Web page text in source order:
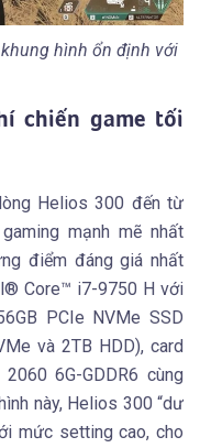
hình ổn định với
chiến game tối
Helios 300 đến từ
mạnh mẽ nhất
điểm đáng giá nhất
Core™ i7-9750 H với
PCIe NVMe SSD
và 2TB HDD), card
6G-GDDR6 cùng
này, Helios 300 “dư
mức setting cao, cho